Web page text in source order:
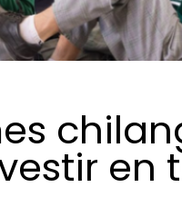
en